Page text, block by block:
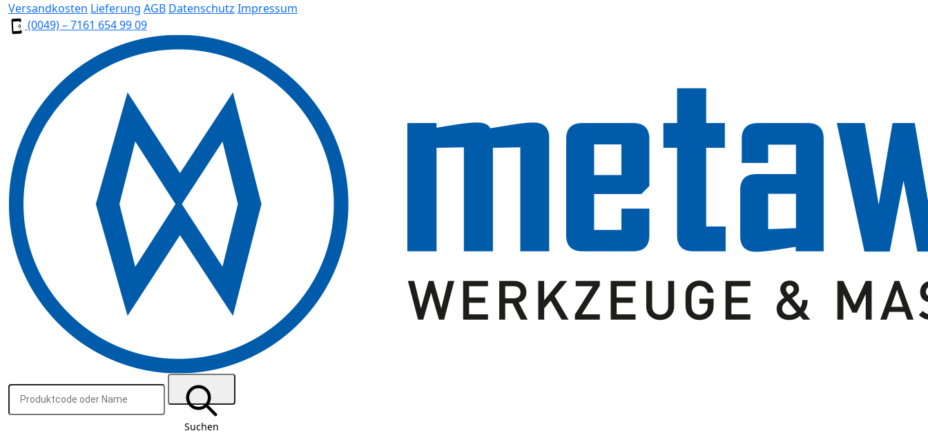
Versandkosten Lieferung AGB Datenschutz Impressum
(0049) – 7161 654 99 09
Suchen